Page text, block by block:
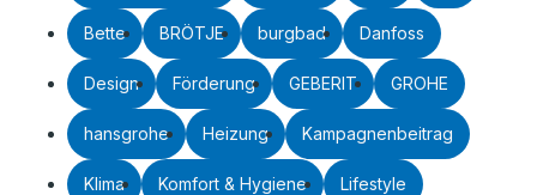
Bette BRÖTJE burgbad Danfoss
Design Förderung GEBERIT GROHE
hansgrohe Heizung Kampagnenbeitrag
Klima Komfort & Hygiene Lifestyle